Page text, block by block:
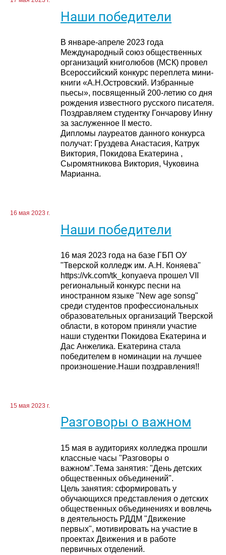
Наши победители
В январе-апреле 2023 года
Международный союз общественных
организаций книголюбов (МСК) провел
Всероссийский конкурс переплета мини-
книги «А.Н.Островский. Избранные
пьесы», посвященный 200-летию со дня
рождения известного русского писателя.
Поздравляем студентку Гончарову Инну
за заслуженное II место.
Дипломы лауреатов данного конкурса
получат: Груздева Анастасия, Катрук
Виктория, Покидова Екатерина ,
Сыромятникова Виктория, Чуковина
Марианна.
16 мая 2023 г.
Наши победители
16 мая 2023 года на базе ГБП ОУ
"Тверской колледж им. А.Н. Коняева"
https://vk.com/tk_konyaeva прошел VII
региональный конкурс песни на
иностранном языке "New age sonsg"
среди студентов профессиональных
образовательных организаций Тверской
области, в котором приняли участие
наши студентки Покидова Екатерина и
Дас Анжелика. Екатерина стала
победителем в номинации на лучшее
произношение.Наши поздравления!!
15 мая 2023 г.
Разговоры о важном
15 мая в аудиториях колледжа прошли
классные часы "Разговоры о
важном".Тема занятия: "День детских
общественных объединений".
Цель занятия: сформировать у
обучающихся представления о детских
общественных объединениях и вовлечь
в деятельность РДДМ "Движение
первых", мотивировать на участие в
проектах Движения и в работе
первичных отделений.